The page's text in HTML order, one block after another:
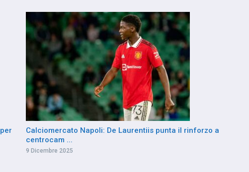
Calciomercato Napoli: De Laurentiis punta il rinforzo a
centrocam ...
9 Dicembre 2025